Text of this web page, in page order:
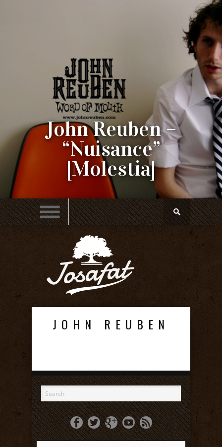
John Reuben –
“Nuisance”
[Molestia]
JOHN REUBEN